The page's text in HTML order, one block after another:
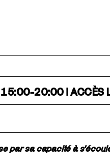
20:00 | ACCÈS
par sa capacité à